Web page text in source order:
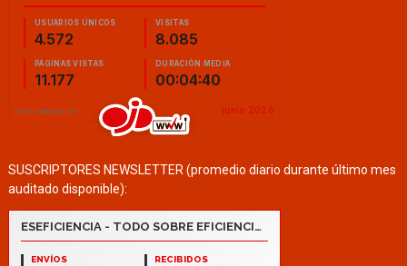
SUSCRIPTORES NEWSLETTER (promedio diario durante último mes
auditado disponible):